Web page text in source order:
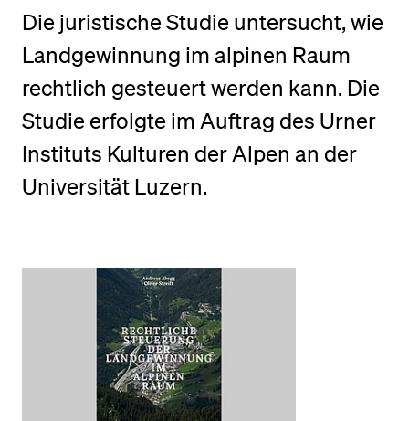
Die juristische Studie untersucht, wie
Landgewinnung im alpinen Raum
rechtlich gesteuert werden kann. Die
Studie erfolgte im Auftrag des Urner
Instituts Kulturen der Alpen an der
Universität Luzern.
BELIEBTE INHALTE
Vorlesungsverzeichnis
Bibliothek
Sportangebot
Menuplan Mensa